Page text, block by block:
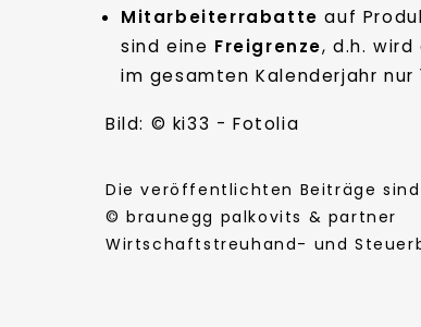
Mitarbeiterrabatte auf
sind eine Freigrenze, d.h.
im gesamten Kalenderjahr nur
Bild: © ki33 - Fotolia
Die veröffentlichten Beiträge
© braunegg palkovits & partner
Wirtschaftstreuhand- und